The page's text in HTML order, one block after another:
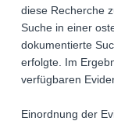
diese Recherche
Suche in einer
dokumentierte
erfolgte. Im
verfügbaren
Einordnung der